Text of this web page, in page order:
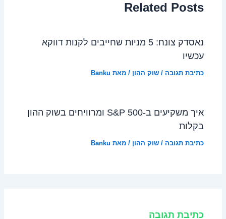
Related Posts
נאסדק צונח: 5 מניות שחייבים לקנות דווקא
עכשיו
כתיבת תגובה /שוק ההון / מאת Banku
איך משקיעים ב-S&P 500 ומרוויחים בשוק ההון
בקלות
כתיבת תגובה /שוק ההון / מאת Banku
כתיבת תגובה